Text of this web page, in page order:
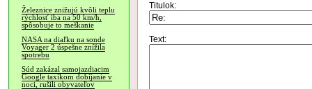
Železnice znižujú kvôli teplu
rýchlosť iba na 50 km/h,
spôsobuje to meškanie
NASA na diaľku na sonde
Voyager 2 úspešne znížila
spotrebu
Súd zakázal samojazdiacim
Google taxíkom dobíjanie v
noci, rušili obyvateľov
Titulok:
Text: